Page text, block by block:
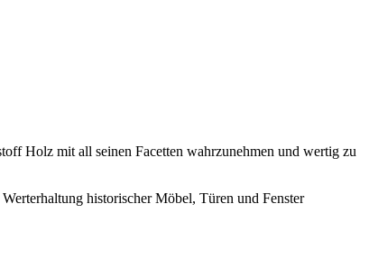
Holz mit all seinen Facetten wahrzunehmen und wertig zu
historischer Möbel, Türen und Fenster